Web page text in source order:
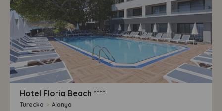
Hotel Floria Beach ****
Turecko > Alanya